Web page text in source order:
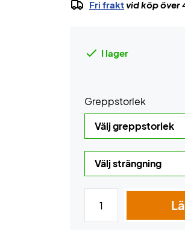
Fri fraktvid köp över
I lager
Greppstorlek